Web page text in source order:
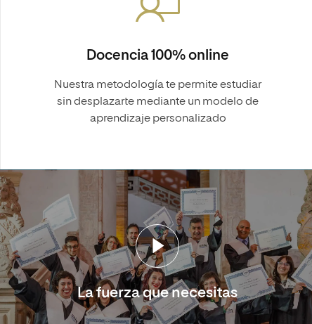
Docencia 100% online
Nuestra metodología te permite estudiar
sin desplazarte mediante un modelo de
aprendizaje personalizado
La fuerza que necesitas